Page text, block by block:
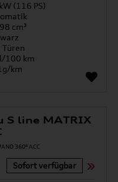
(116 PS)
cm³
100 km
km
S line MATRIX
Sofort verfügbar